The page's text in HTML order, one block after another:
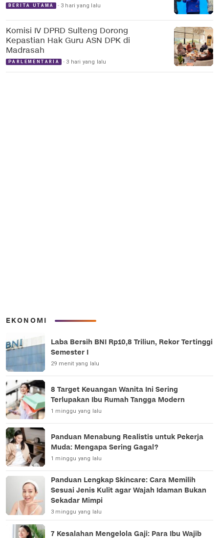
BERITA UTAMA 3 hari yang lalu
Komisi IV DPRD Sulteng Dorong
Kepastian Hak Guru ASN DPK di
Madrasah
PARLEMENTARIA 3 hari yang lalu
EKONOMI
Laba Bersih BNI Rp10,8 Triliun, Rekor Tertinggi
Semester I
29 menit yang lalu
8 Target Keuangan Wanita Ini Sering
Terlupakan Ibu Rumah Tangga Modern
1 minggu yang lalu
Panduan Menabung Realistis untuk Pekerja
Muda: Mengapa Sering Gagal?
1 minggu yang lalu
Panduan Lengkap Skincare: Cara Memilih
Sesuai Jenis Kulit agar Wajah Idaman Bukan
Sekadar Mimpi
3 minggu yang lalu
7 Kesalahan Mengelola Gaji: Para Ibu Wajib